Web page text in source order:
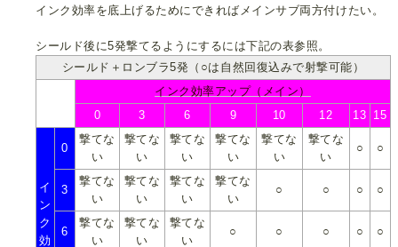
インク効率を底上げるためにできればメインサブ両方付けたい。
シールド後に5発撃てるようにするには下記の表参照。
シールド＋ロンブラ5発（○は自然回復込みで射撃可能）
インク効率アップ（メイン）
0
3 6 9 10 12 13 15
イ
ン
ク
効
0
撃てな
い
撃てな
い
撃てな
い
撃てな
い
撃てな
い
撃てな
い
○ ○
3
撃てな
い
撃てな
い
撃てな
い
撃てな
い
○ ○ ○ ○
6
撃てな
い
撃てな
い
撃てな
い
○ ○ ○ ○ ○